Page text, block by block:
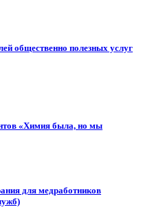
общественно полезных услуг
«Химия была, но мы
для медработников